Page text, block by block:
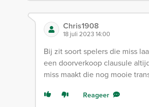
Chris1908
18 juli 2023 14:00
Bij zit soort spelers die miss
een doorverkoop clausule
miss maakt die nog mooie
Reageer